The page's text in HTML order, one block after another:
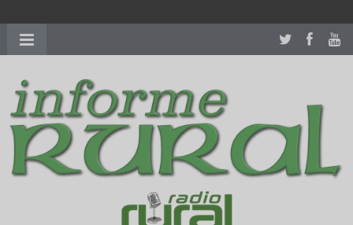
richardmillereplica
women.patekphilippe.tofor sale in usa recognized command with
dining room table ceremony. welcome to our
perfectwatches.is
shop. best youngsexdoll.comwith professional customer
services. 1: 1 design high
https://reallydiamond.com/